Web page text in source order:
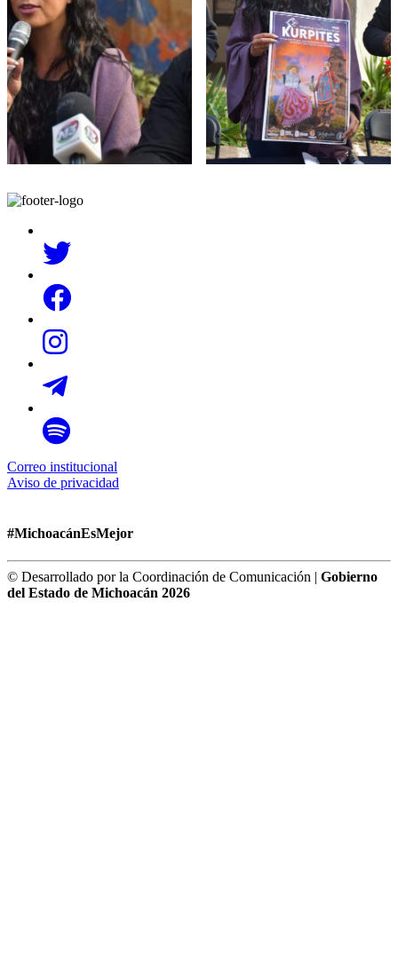
Correo institucional
Aviso de privacidad
#MichoacánEsMejor
© Desarrollado por la Coordinación de Comunicación | Gobierno
del Estado de Michoacán 2026